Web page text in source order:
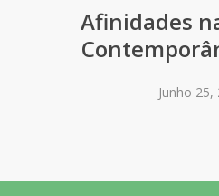
Afinidades
Junho 25,